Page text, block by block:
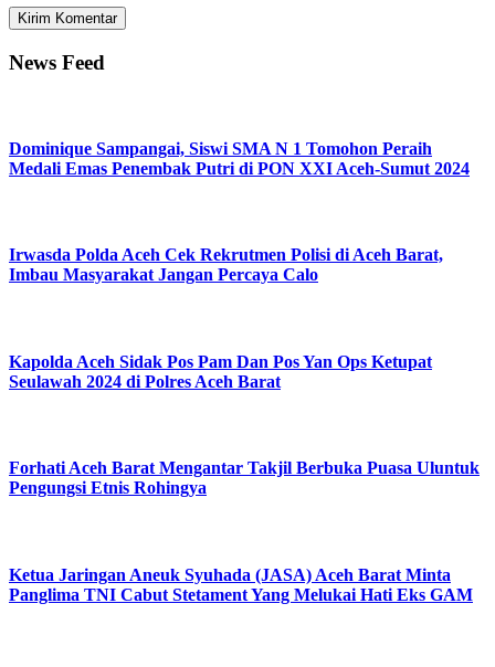
News Feed
Dominique Sampangai, Siswi SMA N 1 Tomohon Peraih
Medali Emas Penembak Putri di PON XXI Aceh-Sumut 2024
Irwasda Polda Aceh Cek Rekrutmen Polisi di Aceh Barat,
Imbau Masyarakat Jangan Percaya Calo
Kapolda Aceh Sidak Pos Pam Dan Pos Yan Ops Ketupat
Seulawah 2024 di Polres Aceh Barat
Forhati Aceh Barat Mengantar Takjil Berbuka Puasa Uluntuk
Pengungsi Etnis Rohingya
Ketua Jaringan Aneuk Syuhada (JASA) Aceh Barat Minta
Panglima TNI Cabut Stetament Yang Melukai Hati Eks GAM